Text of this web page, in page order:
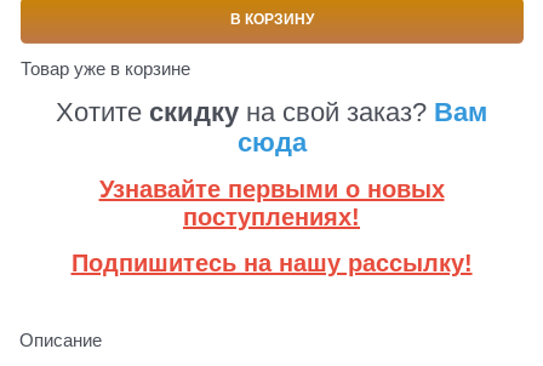
В КОРЗИНУ
Товар уже в корзине
Хотите скидку на свой заказ? Вам
сюда
Узнавайте первыми о новых
поступлениях!
Подпишитесь на нашу рассылку!
Описание